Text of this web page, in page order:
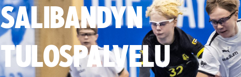
SALIBANDYN
TULOSPALVELU